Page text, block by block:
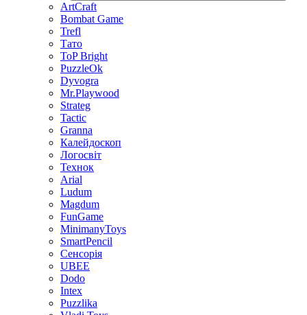
ArtCraft
Bombat Game
Trefl
Тато
ToP Bright
PuzzleOk
Dyvogra
Mr.Playwood
Strateg
Tactic
Granna
Калейдоскоп
Логосвіт
Технок
Arial
Ludum
Magdum
FunGame
MinimanyToys
SmartPencil
Сенсорія
UBEE
Dodo
Intex
Puzzlika